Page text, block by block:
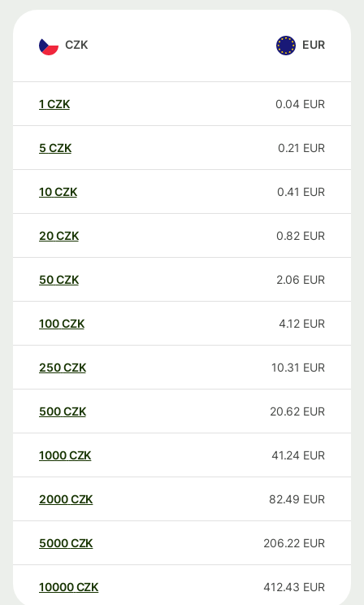
CZK EUR
1 CZK 0.04 EUR
5 CZK 0.21 EUR
10CZK 0.41 EUR
20CZK 0.82 EUR
50CZK 2.06 EUR
100CZK 4.12 EUR
250CZK 10.31 EUR
500CZK 20.62 EUR
1000CZK 41.24 EUR
2000CZK 82.49 EUR
5000CZK 206.22 EUR
10000 CZK 412.43 EUR